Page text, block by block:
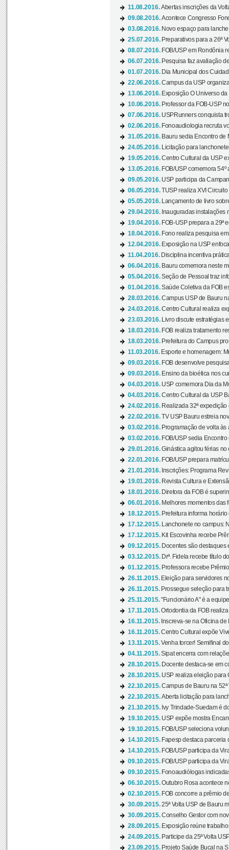
11.08.2016.Abertas inscrições da
09.08.2016.Acontece Congresso
03.08.2016. Novo espaço para
25.07.2016. Preparativos para a 26ª
08.07.2016. FOB/USP em Rondônia
06.07.2016. Pesquisa faz avaliação
01.07.2016. Dia Municipal dos
22.06.2016.Campus da USP
13.06.2016. Exposição O Universo
10.06.2016. Professor da FOB-USP
07.06.2016. USPRunners conquista
02.06.2016. Fonoaudiologia recruta
31.05.2016. Bauru sedia Encontro de
24.05.2016.
Licitação para
19.05.2016.Centro Cultural da USP
13.05.2016. FOB/USP comemora
09.05.2016. USP participa da
06.05.2016.TUSP realiza XVI Circuito
05.05.2016.
Lançamento de livro
29.04.2016. Inauguradas instalações
19.04.2016. FOB-USP prepara a 29ª
18.04.2016. Fono realiza pesquisa
12.04.2016. Exposição na USP
11.04.2016. Disciplina incentiva
06.04.2016. Bauru comemora neste
05.04.2016.Seção de Pessoal traz
01.04.2016.Saúde Coletiva da FOB
28.03.2016.Campus USP de Bauru
24.03.2016.Centro Cultural realiza
23.03.2016.
Livro discute estratégias
18.03.2016. FOB realiza tratamento
18.03.2016. Prefeitura do Campus
11.03.2016. Esporte e homenagem:
09.03.2016. FOB desenvolve
09.03.2016. Ensino da bioética nos
04.03.2016. USP comemora Dia da
04.03.2016.Centro Cultural da USP
24.02.2016. Realizada 32ª
22.02.2016.TV USP Bauru estreia
03.02.2016. Programação de volta às
03.02.2016. FOB/USP sedia
29.01.2016.Ginástica agitou férias no
22.01.2016. FOB/USP prepara
21.01.2016. Inscrições: Programa
19.01.2016. Revista Cultura e
18.01.2016. Diretora da FOB é
06.01.2016. Melhores momentos das
18.12.2015. Prefeitura informa
17.12.2015.
Lanchonete no campus:
17.12.2015. Kit Escovinha recebe
09.12.2015. Docentes são destaques
03.12.2015. Drª. Fidela recebe título
01.12.2015. Professora recebe
26.11.2015. Eleição para servidores
26.11.2015. Prossegue seleção para
25.11.2015."Funcionário A" é a
17.11.2015.Ortodontia da FOB
16.11.2015. Inscreva-se na Oficina
16.11.2015.Centro Cultural expõe
13.11.2015.Venha torcer! Semifinal
04.11.2015.Sipat encerra com
28.10.2015. Docente destaca-se em
28.10.2015. USP realiza eleição para
22.10.2015.Campus de Bauru na
22.10.2015.Aberta licitação para
21.10.2015. Ivy Trindade-Suedam é
19.10.2015. USP expõe mostra
19.10.2015. FOB/USP seleciona
14.10.2015. Fapesp destaca parceria
14.10.2015. FOB/USP participa da
09.10.2015. FOB/USP participa da
09.10.2015. Fonoaudiólogas
06.10.2015.Outubro Rosa acontece
02.10.2015. FOB concorre a prêmio
30.09.2015.25ª Volta USP de Bauru
30.09.2015.Conselho Gestor com
28.09.2015. Exposição reúne
24.09.2015. Participe da 25ª Volta
23.09.2015. Projeto Saúde Bucal na